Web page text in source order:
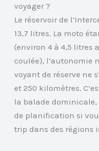
voyager ?
Le réservoir de
13,7 litres. La moto
(environ 4 à 4,5 litres
coulée), l’autonomie
voyant de réserve ne
et 250 kilomètres.
la balade
de planification si
trip dans des régions